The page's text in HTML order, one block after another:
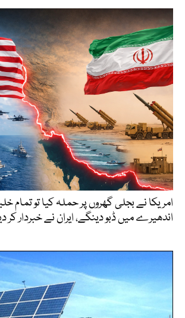
امریکا نے بجلی گھروں پر حملہ کیا تو تمام
اندھیرے میں ڈبو دینگے، ایران نے خبردار کر